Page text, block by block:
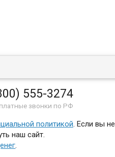
555-3274
звонки по РФ
политикой. Если вы
наш сайт.
.